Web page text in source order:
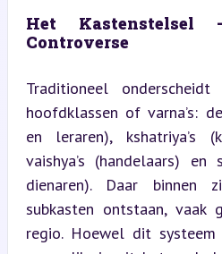
Het
Controverse
Traditioneel
hoofdklassen of varna’s:
en leraren), kshatriya’s
vaishya’s (handelaars) en
dienaren). Daar binnen
subkasten ontstaan,
regio. Hoewel dit